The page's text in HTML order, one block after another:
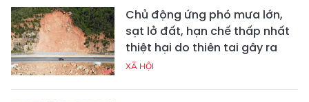
Chủ động ứng phó mưa lớn,
sạt lở đất, hạn chế thấp nhất
thiệt hại do thiên tai gây ra
XÃ HỘI